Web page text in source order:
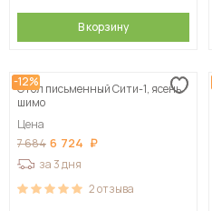
В корзину
-12%
Стол письменный Сити-1, ясень
шимо
Цена
7 684 6 724
за 3 дня
2отзыва